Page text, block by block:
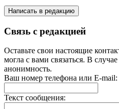
Написать в редакцию
Связь с редакцией
Оставьте свои настоящие
могла с вами связаться. В
анонимность.
Ваш номер телефона или E-mail:
Текст сообщения: